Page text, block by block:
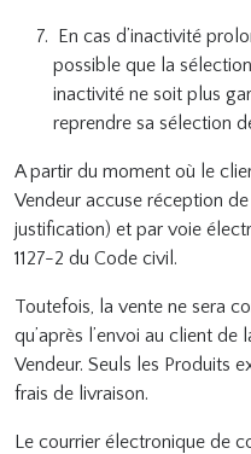
En cas d’inactivité
possible que la
inactivité ne soit plus
reprendre sa sélection
A partir du moment où le
Vendeur accuse réception
justification) et par voie
1127-2 du Code civil.
Toutefois, la vente ne sera
qu’après l’envoi au client
Vendeur. Seuls les Produits
frais de livraison.
Le courrier électronique de